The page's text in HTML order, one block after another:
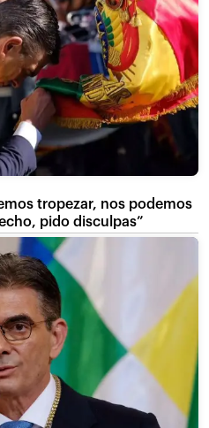
tropezar, nos podemos
pido disculpas”